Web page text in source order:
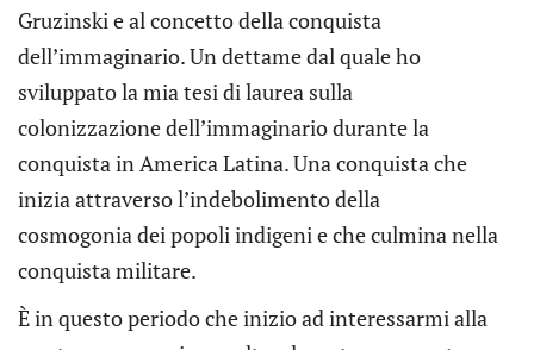
Gruzinski e al concetto della conquista
dell’immaginario. Un dettame dal quale ho
sviluppato la mia tesi di laurea sulla
colonizzazione dell’immaginario durante la
conquista in America Latina. Una conquista che
inizia attraverso l’indebolimento della
cosmogonia dei popoli indigeni e che culmina nella
conquista militare.
È in questo periodo che inizio ad interessarmi alla